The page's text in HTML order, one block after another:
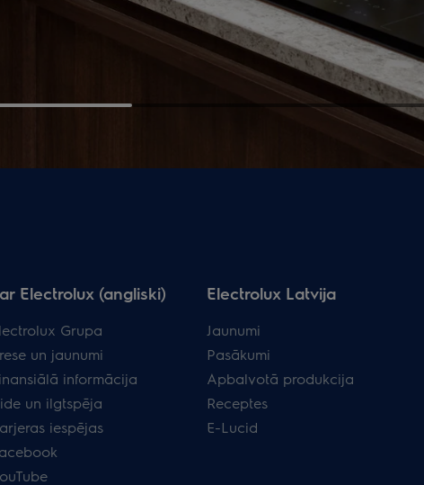
Electrolux (angliski)
Grupa
un jaunumi
informācija
un ilgtspēja
iespējas
Electrolux Latvija
Jaunumi
Pasākumi
Apbalvotā produkcija
Receptes
E-Lucid